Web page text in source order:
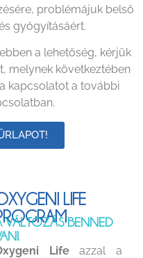
problémájuk belső
gyógyításáért.
a lehetőség, kérjük
melynek következtében
kapcsolatot a további
LIFE
VÁLTOZÁS BENNED
Lifeazzal a